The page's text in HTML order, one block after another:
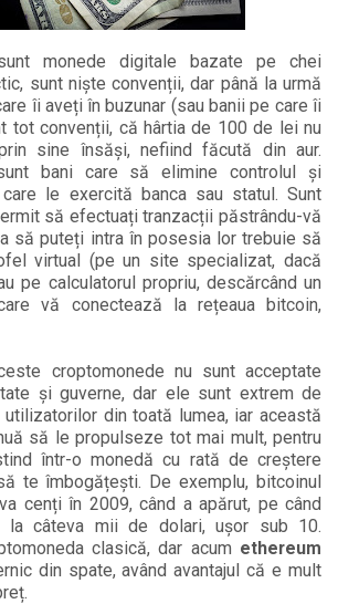
monede digitale bazate pe chei
sunt niște convenții, dar până la urmă
îi aveți în buzunar (sau banii pe care îi
tot convenții, că hârtia de 100 de lei nu
sine însăși, nefiind făcută din aur.
bani care să elimine controlul și
le exercită banca sau statul. Sunt
să efectuați tranzacții păstrându-vă
să puteți intra în posesia lor trebuie să
virtual (pe un site specializat, dacă
pe calculatorul propriu, descărcând un
vă conectează la rețeaua bitcoin,
croptomonede nu sunt acceptate
și guverne, dar ele sunt extrem de
utilizatorilor din toată lumea, iar această
să le propulseze tot mai mult, pentru
într-o monedă cu rată de creștere
te îmbogățești. De exemplu, bitcoinul
cenți în 2009, când a apărut, pe când
la câteva mii de dolari, ușor sub 10.
clasică, dar acum ethereum
din spate, având avantajul că e mult